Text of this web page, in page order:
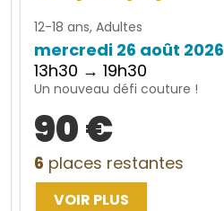
12-18 ans, Adultes
mercredi 26 août 2026
13h30 → 19h30
Un nouveau défi couture !
90 €
6 places restantes
VOIR PLUS